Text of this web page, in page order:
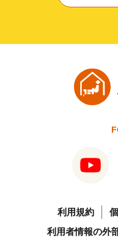
利用規約
利用者情報の外